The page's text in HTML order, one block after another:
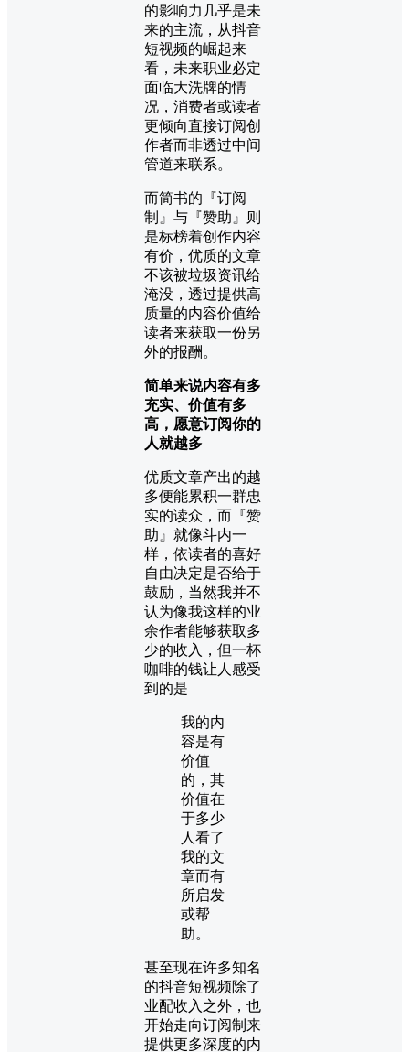
的影响力几乎是未
来的主流，从抖音
短视频的崛起来
看，未来职业必定
面临大洗牌的情
况，消费者或读者
更倾向直接订阅创
作者而非透过中间
管道来联系。
而简书的『订阅
制』与『赞助』则
是标榜着创作内容
有价，优质的文章
不该被垃圾资讯给
淹没，透过提供高
质量的内容价值给
读者来获取一份另
外的报酬。
简单来说内容有多
充实、价值有多
高，愿意订阅你的
人就​​越多
优质文章产出的越
多便能累积一群忠
实的读众，而『赞
助』就像斗内一
样，依读者的喜好
自由决定是否给于
鼓励，当然我并不
认为像我这样的业
余作者能够获取多
少的收入，但一杯
咖啡的钱让人感受
到的是
我的内
容是有
价值
的，其
价值在
于多少
人看了
我的文
章而有
所启发
或帮
助。
甚至现在许多知名
的抖音短视频除了
业配收入之外，也
开始走向订阅制来
提供更多深度的内